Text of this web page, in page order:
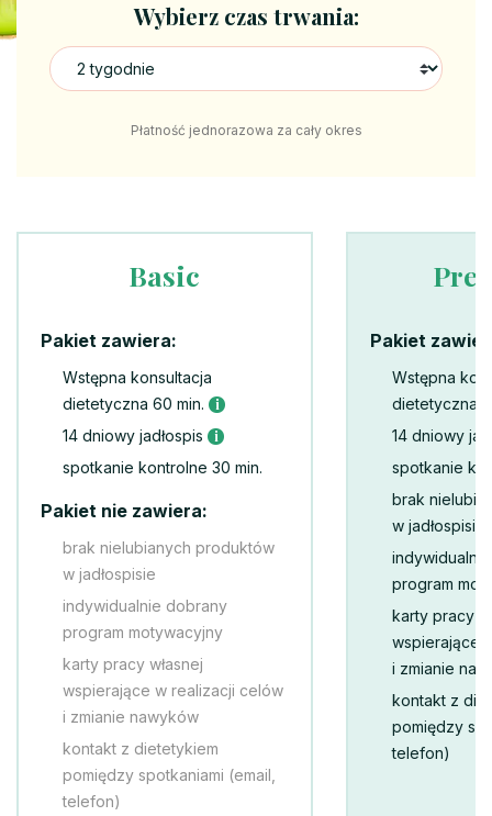
Wybierz czas trwania:
Płatność jednorazowa za cały okres
Basic
Pakiet zawiera:
Wstępna konsultacja
dietetyczna 60 min.
i
14 dniowy jadłospis i
spotkanie kontrolne 30 min.
Pakiet nie zawiera:
brak nielubianych produktów
w jadłospisie
indywidualnie dobrany
program motywacyjny
karty pracy własnej
wspierające w realizacji celów
i zmianie nawyków
kontakt z dietetykiem
pomiędzy spotkaniami (email,
telefon)
Pakiet
Wstępna
dietetyczna
14 dniowy
spotkanie
brak
w jadłospisie
program
karty pracy
wspierające
i zmianie
kontakt z
pomiędzy
telefon)